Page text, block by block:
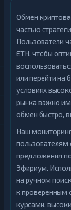
Обмен
частью
Пользователи
ETH, чтобы
или перейти на
условиях
рынка важно
обмен быстро,
Наш
пользователям
предложения
Эфириум.
на ручном
к проверенным
курсами,